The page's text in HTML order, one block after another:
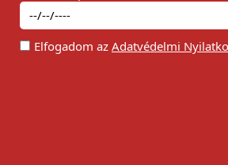
Elfogadom az Adatvédelmi